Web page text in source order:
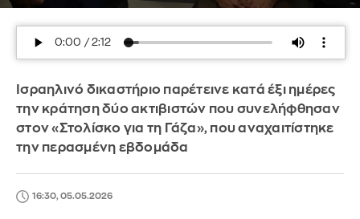
Ισραηλινό δικαστήριο παρέτεινε κατά έξι ημέρες
την κράτηση δύο ακτιβιστών που συνελήφθησαν
στον «Στολίσκο για τη Γάζα», που αναχαιτίστηκε
την περασμένη εβδομάδα
16:30, 05.05.2026